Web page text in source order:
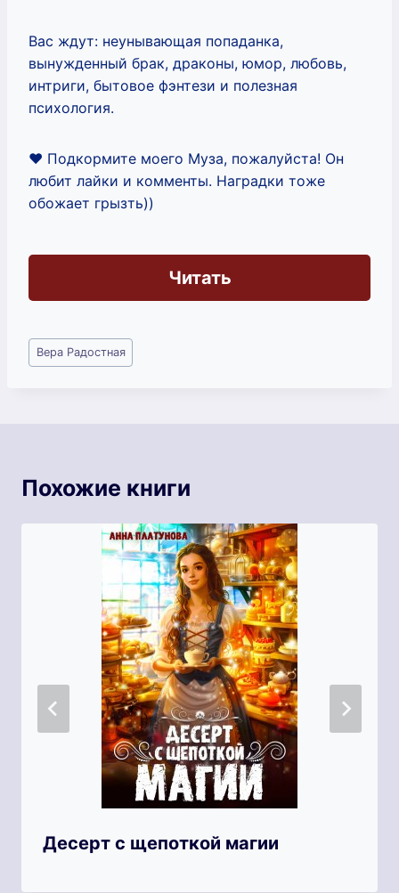
Вас ждут: неунывающая попаданка,
вынужденный брак, драконы, юмор, любовь,
интриги, бытовое фэнтези и полезная
психология.
❤ Подкормите моего Муза, пожалуйста! Он
любит лайки и комменты. Наградки тоже
обожает грызть))
Читать
Метки
записи:
Вера Радостная
Похожие книги
Десерт с щепоткой магии